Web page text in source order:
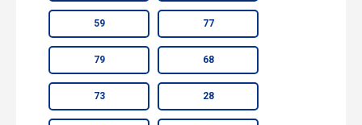
59 77
79 68
73 28